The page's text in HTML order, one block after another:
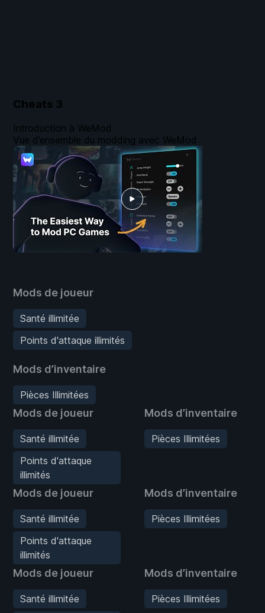
Cheats 3
Mods de joueur
Santé illimitée
Points d'attaque illimités
Mods d’inventaire
Pièces Illimitées
Mods de joueur
Santé illimitée
Points d'attaque
illimités
Mods d’inventaire
Pièces Illimitées
Mods de joueur
Santé illimitée
Points d'attaque
illimités
Mods d’inventaire
Pièces Illimitées
Mods de joueur
Santé illimitée
Mods d’inventaire
Pièces Illimitées
Introduction à WeMod
Vue d’ensemble du modding avec WeMod